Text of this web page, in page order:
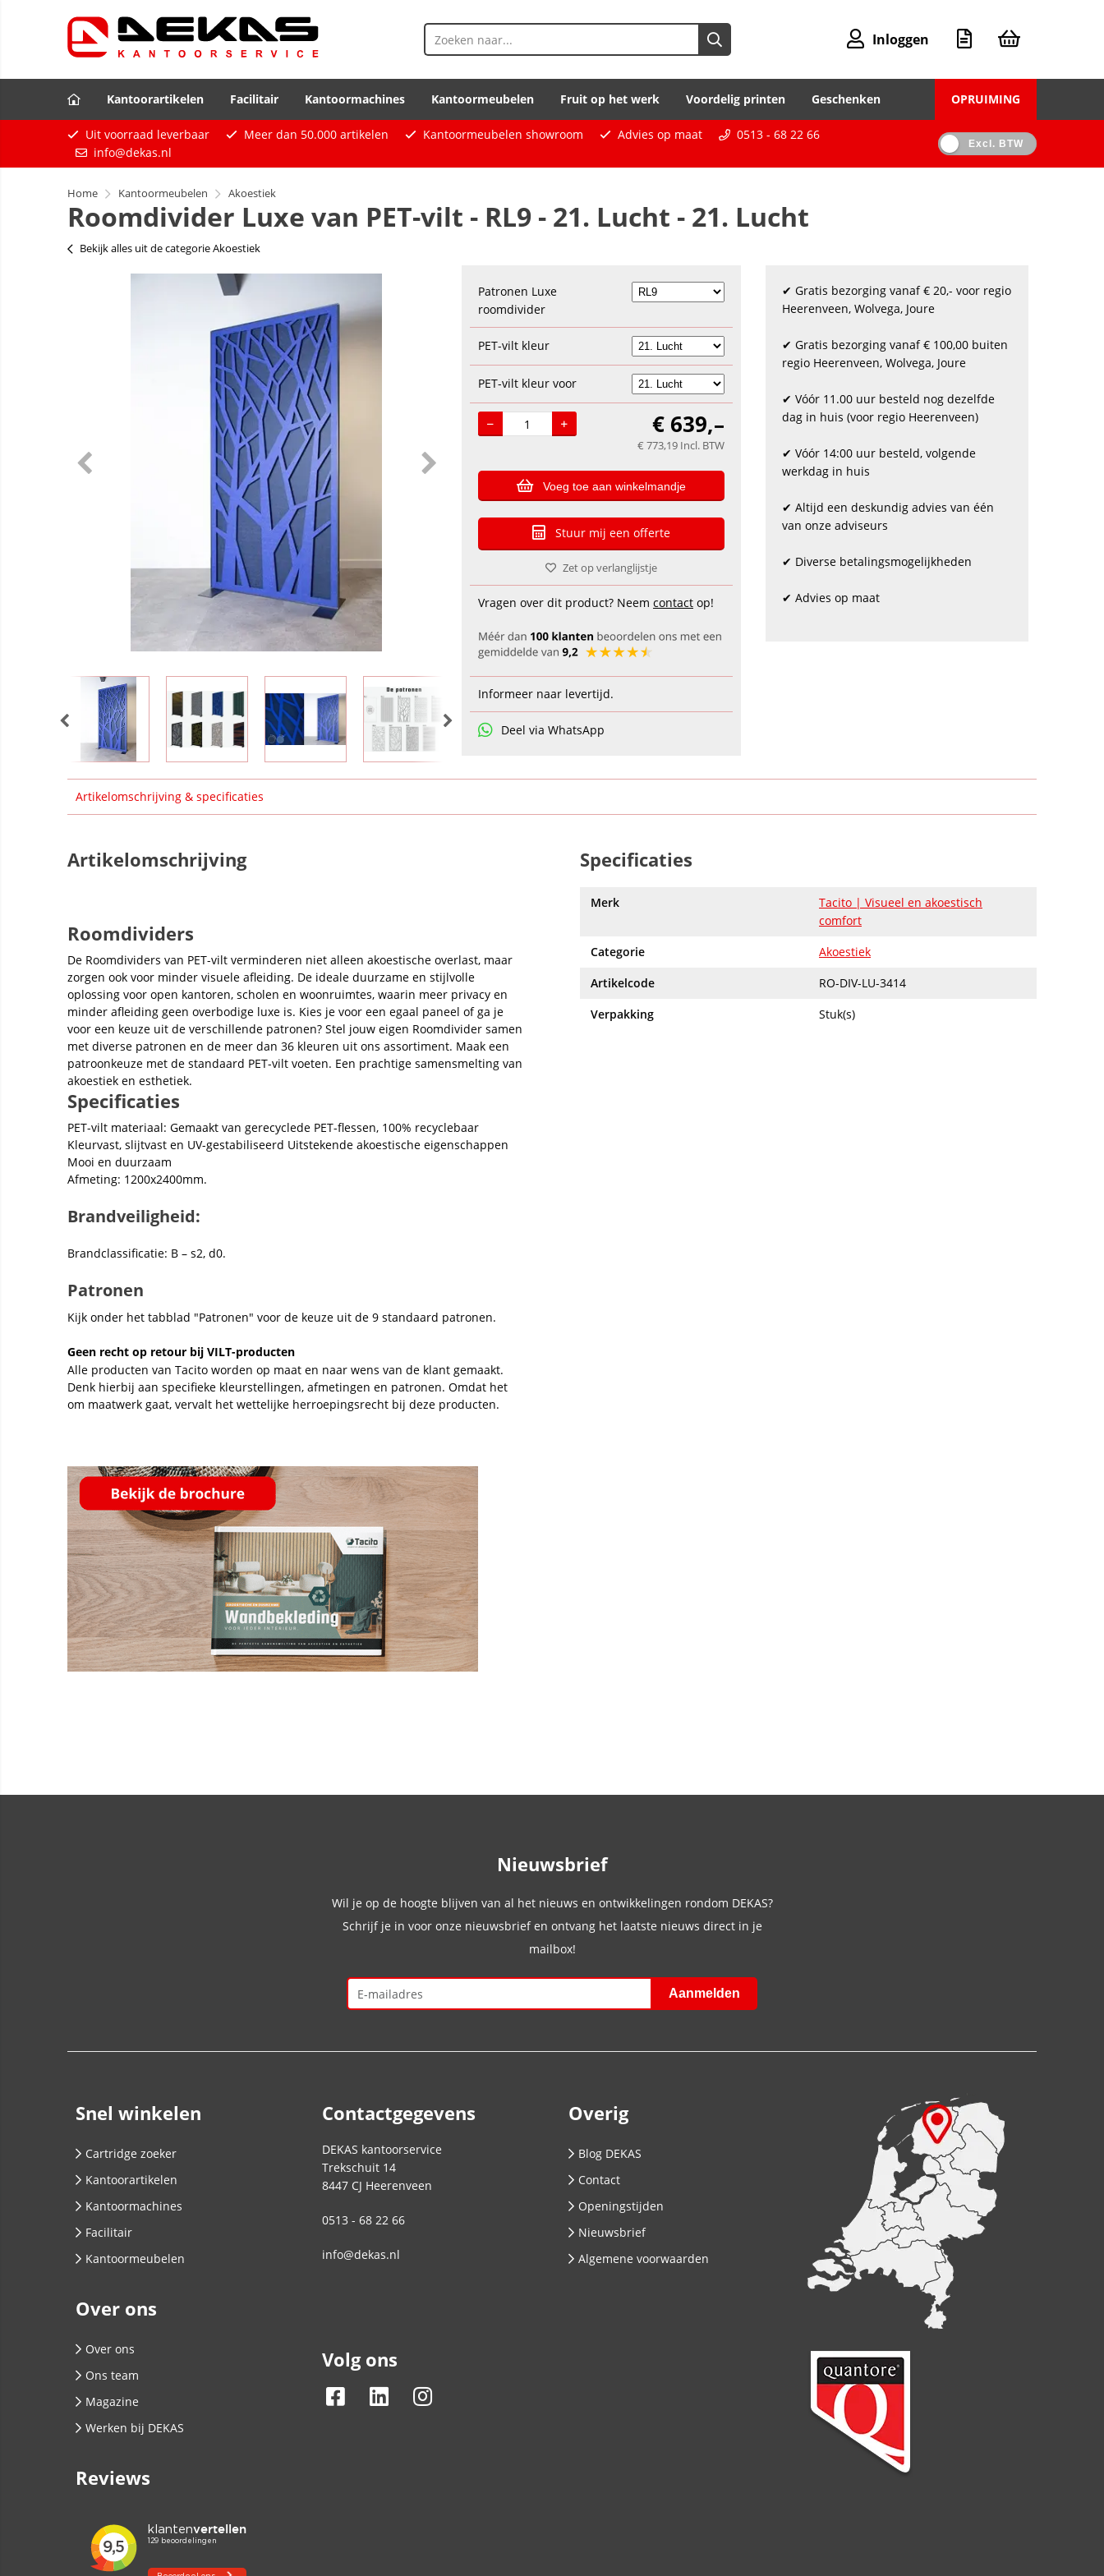
Inloggen
Kantoorartikelen Facilitair Kantoormachines Kantoormeubelen Fruit op het werk Voordelig printen Geschenken OPRUIMING
Uit voorraad leverbaar Meer dan 50.000 artikelen Kantoormeubelen showroom Advies op maat
0513 - 68 22 66
info@dekas.nl
Excl. BTW
Home Kantoormeubelen Akoestiek
Roomdivider Luxe van PET-vilt - RL9 - 21. Lucht - 21. Lucht
Bekijk alles uit de categorie Akoestiek
Patronen Luxe
roomdivider
PET-vilt kleur
PET-vilt kleur voor
€ 639,–
€ 773,19 Incl. BTW
Voeg toe aan winkelmandje
Stuur mij een offerte
Zet op verlanglijstje
Vragen over dit product? Neem contact op!
Informeer naar levertijd.
Deel via WhatsApp
✔ Gratis bezorging vanaf € 20,- voor regio
Heerenveen, Wolvega, Joure
✔ Gratis bezorging vanaf € 100,00 buiten
regio Heerenveen, Wolvega, Joure
✔ Vóór 11.00 uur besteld nog dezelfde
dag in huis (voor regio Heerenveen)
✔ Vóór 14:00 uur besteld, volgende
werkdag in huis
✔ Altijd een deskundig advies van één
van onze adviseurs
✔ Diverse betalingsmogelijkheden
✔ Advies op maat
Artikelomschrijving & specificaties
Artikelomschrijving
Roomdividers
De Roomdividers van PET-vilt verminderen niet alleen akoestische overlast, maar
zorgen ook voor minder visuele afleiding. De ideale duurzame en stijlvolle
oplossing voor open kantoren, scholen en woonruimtes, waarin meer privacy en
minder afleiding geen overbodige luxe is. Kies je voor een egaal paneel of ga je
voor een keuze uit de verschillende patronen? Stel jouw eigen Roomdivider samen
met diverse patronen en de meer dan 36 kleuren uit ons assortiment. Maak een
patroonkeuze met de standaard PET-vilt voeten. Een prachtige samensmelting van
akoestiek en esthetiek.
Specificaties
PET-vilt materiaal: Gemaakt van gerecyclede PET-flessen, 100% recyclebaar
Kleurvast, slijtvast en UV-gestabiliseerd Uitstekende akoestische eigenschappen
Mooi en duurzaam
Afmeting: 1200x2400mm.
Brandveiligheid:
Brandclassificatie: B – s2, d0.
Patronen
Kijk onder het tabblad "Patronen" voor de keuze uit de 9 standaard patronen.
Geen recht op retour bij VILT-producten
Alle producten van Tacito worden op maat en naar wens van de klant gemaakt.
Denk hierbij aan specifieke kleurstellingen, afmetingen en patronen. Omdat het
om maatwerk gaat, vervalt het wettelijke herroepingsrecht bij deze producten.
Specificaties
Merk
Tacito | Visueel en akoestisch
comfort
Categorie
Akoestiek
Artikelcode
RO-DIV-LU-3414
Verpakking
Stuk(s)
Nieuwsbrief
Wil je op de hoogte blijven van al het nieuws en ontwikkelingen rondom DEKAS?
Schrijf je in voor onze nieuwsbrief en ontvang het laatste nieuws direct in je
mailbox!
Snel winkelen
Cartridge zoeker
Kantoorartikelen
Kantoormachines
Facilitair
Kantoormeubelen
Over ons
Over ons
Ons team
Magazine
Werken bij DEKAS
Reviews
Contactgegevens
DEKAS kantoorservice
Trekschuit 14
8447 CJ Heerenveen
0513 - 68 22 66
info@dekas.nl
Volg ons
Overig
Blog DEKAS
Contact
Openingstijden
Nieuwsbrief
Algemene voorwaarden